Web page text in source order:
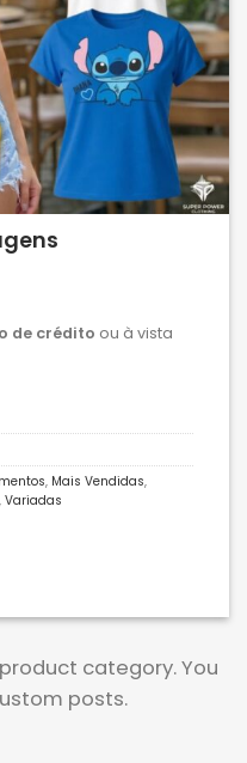
de crédito ou à vista
, Mais Vendidas,
, Variadas
category. You
posts.